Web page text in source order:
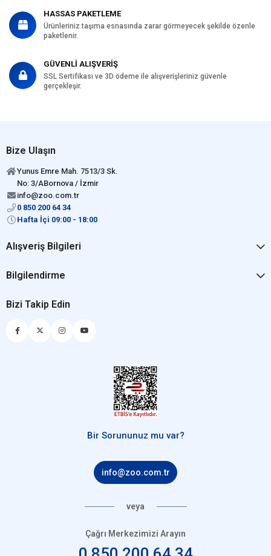
HASSAS PAKETLEME
Ürünleriniz taşıma esnasında zarar görmeyecek şekilde özenle
paketlenir.
GÜVENLİ ALIŞVERİŞ
SSL Sertifikası ve 3D ödeme ile alışverişleriniz güvenle
gerçekleşir.
Bize Ulaşın
Yunus Emre Mah. 7513/3 Sk.
No: 3/ABornova / İzmir
info@zoo.com.tr
0 850 200 64 34
Hafta İçi 09:00 - 18:00
Alışveriş Bilgileri
Bilgilendirme
Bizi Takip Edin
Bir Sorununuz mu var?
info@zoo.com.tr
veya
Çağrı Merkezimizi Arayın